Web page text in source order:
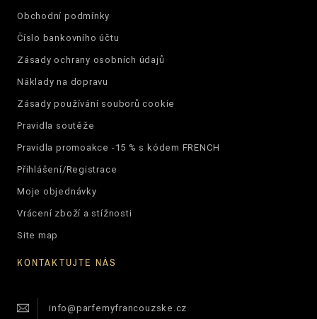
Obchodní podmínky
Číslo bankovního účtu
Zásady ochrany osobních údajů
Náklady na dopravu
Zásady používání souborů cookie
Pravidla soutěže
Pravidla promoakce -15 % s kódem FRENCH
Přihlášení/Registrace
Moje objednávky
Vrácení zboží a stížnosti
Site map
KONTAKTUJTE NÁS
info@parfemyfrancouzske.cz